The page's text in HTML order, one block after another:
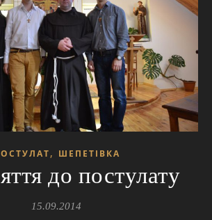
, ШЕПЕТІВКА
до постулату
15.09.2014